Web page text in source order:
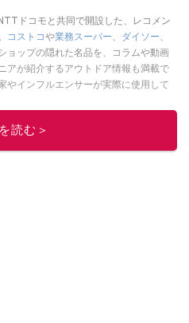
ドコモと共同で開設した、レコメン
コストコや業務スーパー、 ダイソー、
ョップの隠れた名品を、コラムや動画
アが紹介するアウトドア情報も満載で
やインフルエンサーが実際に使用して
読む＞